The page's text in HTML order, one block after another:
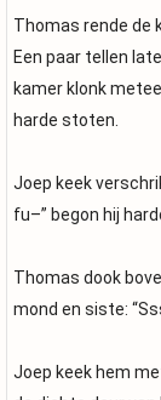
Thomas rende de
Een paar tellen
kamer klonk
harde stoten.
Joep keek
fu–” begon hij
Thomas dook
mond en siste:
Joep keek hem